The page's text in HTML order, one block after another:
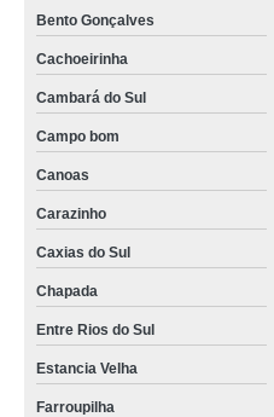
Bento Gonçalves
Cachoeirinha
Cambará do Sul
Campo bom
Canoas
Carazinho
Caxias do Sul
Chapada
Entre Rios do Sul
Estancia Velha
Farroupilha